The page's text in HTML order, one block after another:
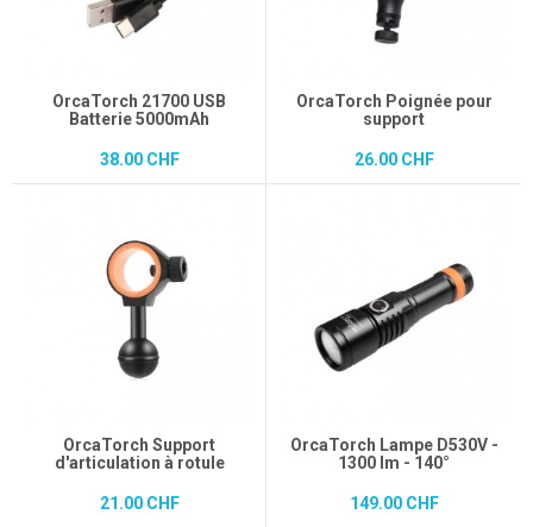
OrcaTorch 21700 USB
Batterie 5000mAh
38.00 CHF
OrcaTorch Poignée pour
support
26.00 CHF
OrcaTorch Support
d'articulation à rotule
21.00 CHF
OrcaTorch Lampe D530V -
1300 lm - 140°
149.00 CHF